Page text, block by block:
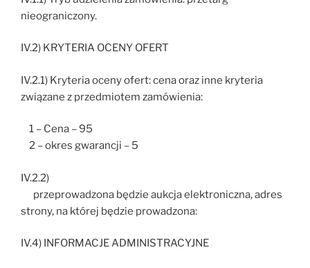
nieograniczony.
IV.2) KRYTERIA OCENY OFERT
IV.2.1) Kryteria oceny ofert: cena oraz inne kryteria
związane z przedmiotem zamówienia:
1 – Cena – 95
2 – okres gwarancji – 5
IV.2.2)
przeprowadzona będzie aukcja elektroniczna, adres
strony, na której będzie prowadzona:
IV.4) INFORMACJE ADMINISTRACYJNE